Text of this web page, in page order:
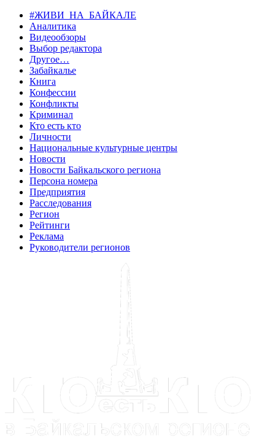
#ЖИВИ_НА_БАЙКАЛЕ
Аналитика
Видеообзоры
Выбор редактора
Другое…
Забайкалье
Книга
Конфессии
Конфликты
Криминал
Кто есть кто
Личности
Национальные культурные центры
Новости
Новости Байкальского региона
Персона номера
Предприятия
Расследования
Регион
Рейтинги
Реклама
Руководители регионов